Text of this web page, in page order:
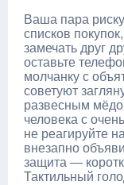
Ваша пара
списков
замечать друг
оставьте
молчанку с
советуют
развесным
человека с
не реагируйте
внезапно
защита —
Тактильный